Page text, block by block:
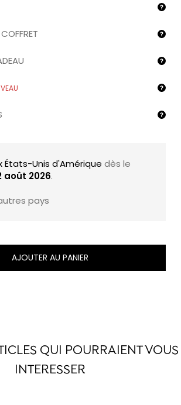
États-Unis d'Amérique dès le
août 2026.
pays
AJOUTER AU PANIER
QUI POURRAIENT VOUS
INTERESSER